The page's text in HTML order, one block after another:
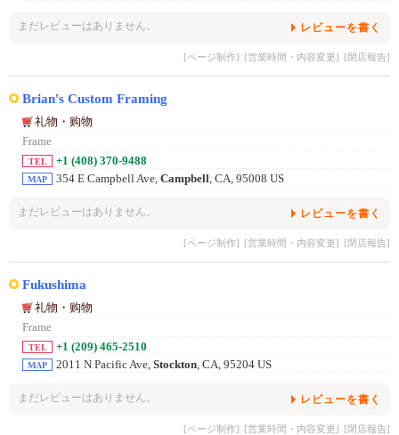
まだレビューはありません。 レビューを書く
[ページ制作] [営業時間・内容変更] [閉店報告]
Brian's Custom Framing
礼物・购物
Frame
TEL +1 (408) 370-9488
MAP 354 E Campbell Ave, Campbell, CA, 95008 US
まだレビューはありません。 レビューを書く
[ページ制作] [営業時間・内容変更] [閉店報告]
Fukushima
礼物・购物
Frame
TEL +1 (209) 465-2510
MAP 2011 N Pacific Ave, Stockton, CA, 95204 US
まだレビューはありません。 レビューを書く
[ページ制作] [営業時間・内容変更] [閉店報告]